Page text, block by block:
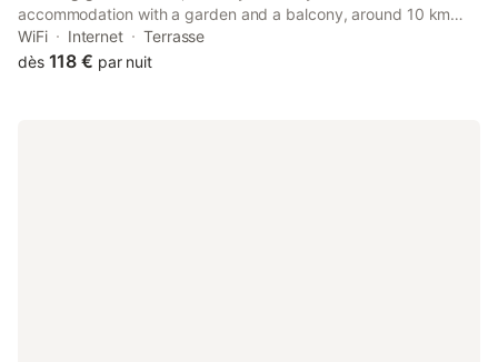
accommodation with a garden and a balcony, around 10 km
from Gare du Nord. This property offers access to a terrace,
free private parking and free WiFi.
WiFi Internet
Terrasse
dès 118 € par nuit